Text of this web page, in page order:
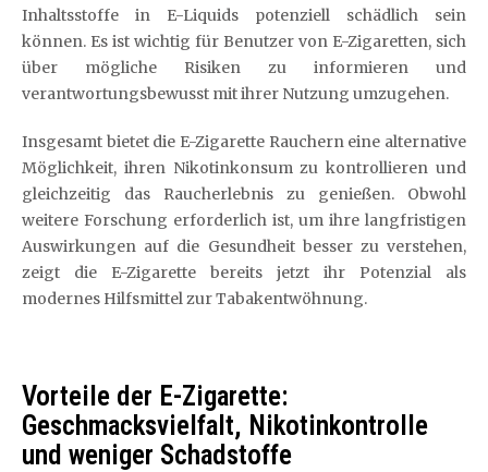
Inhaltsstoffe in E-Liquids potenziell schädlich sein
können. Es ist wichtig für Benutzer von E-Zigaretten, sich
über mögliche Risiken zu informieren und
verantwortungsbewusst mit ihrer Nutzung umzugehen.
Insgesamt bietet die E-Zigarette Rauchern eine alternative
Möglichkeit, ihren Nikotinkonsum zu kontrollieren und
gleichzeitig das Raucherlebnis zu genießen. Obwohl
weitere Forschung erforderlich ist, um ihre langfristigen
Auswirkungen auf die Gesundheit besser zu verstehen,
zeigt die E-Zigarette bereits jetzt ihr Potenzial als
modernes Hilfsmittel zur Tabakentwöhnung.
Vorteile der E-Zigarette:
Geschmacksvielfalt, Nikotinkontrolle
und weniger Schadstoffe